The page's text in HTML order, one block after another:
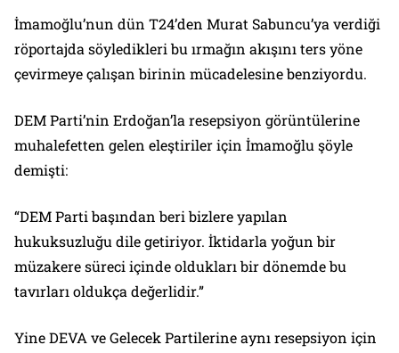
İmamoğlu’nun dün T24’den Murat Sabuncu’ya verdiği
röportajda söyledikleri bu ırmağın akışını ters yöne
çevirmeye çalışan birinin mücadelesine benziyordu.
DEM Parti’nin Erdoğan’la resepsiyon görüntülerine
muhalefetten gelen eleştiriler için İmamoğlu şöyle
demişti:
“DEM Parti başından beri bizlere yapılan
hukuksuzluğu dile getiriyor. İktidarla yoğun bir
müzakere süreci içinde oldukları bir dönemde bu
tavırları oldukça değerlidir.”
Yine DEVA ve Gelecek Partilerine aynı resepsiyon için